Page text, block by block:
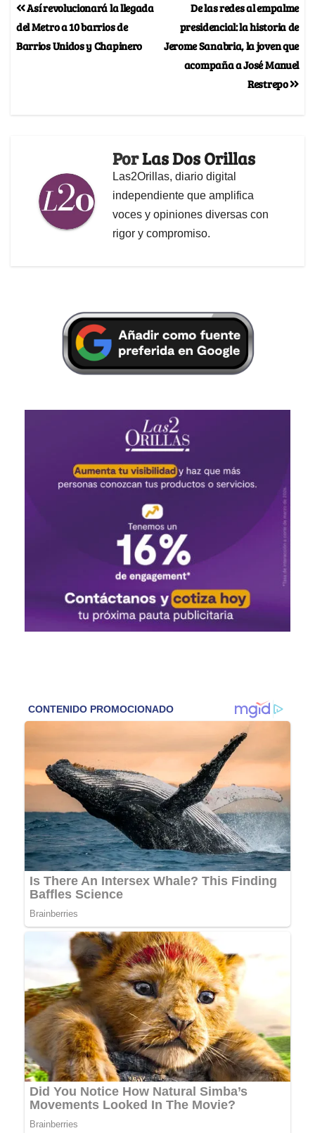
De las redes al empalme
presidencial: la historia de
Jerome Sanabria, la joven que
acompaña a José Manuel
Restrepo
Así revolucionará la llegada
del Metro a 10 barrios de
Barrios Unidos y Chapinero
PorLas Dos Orillas
Las2Orillas, diario digital
independiente que amplifica
voces y opiniones diversas con
rigor y compromiso.